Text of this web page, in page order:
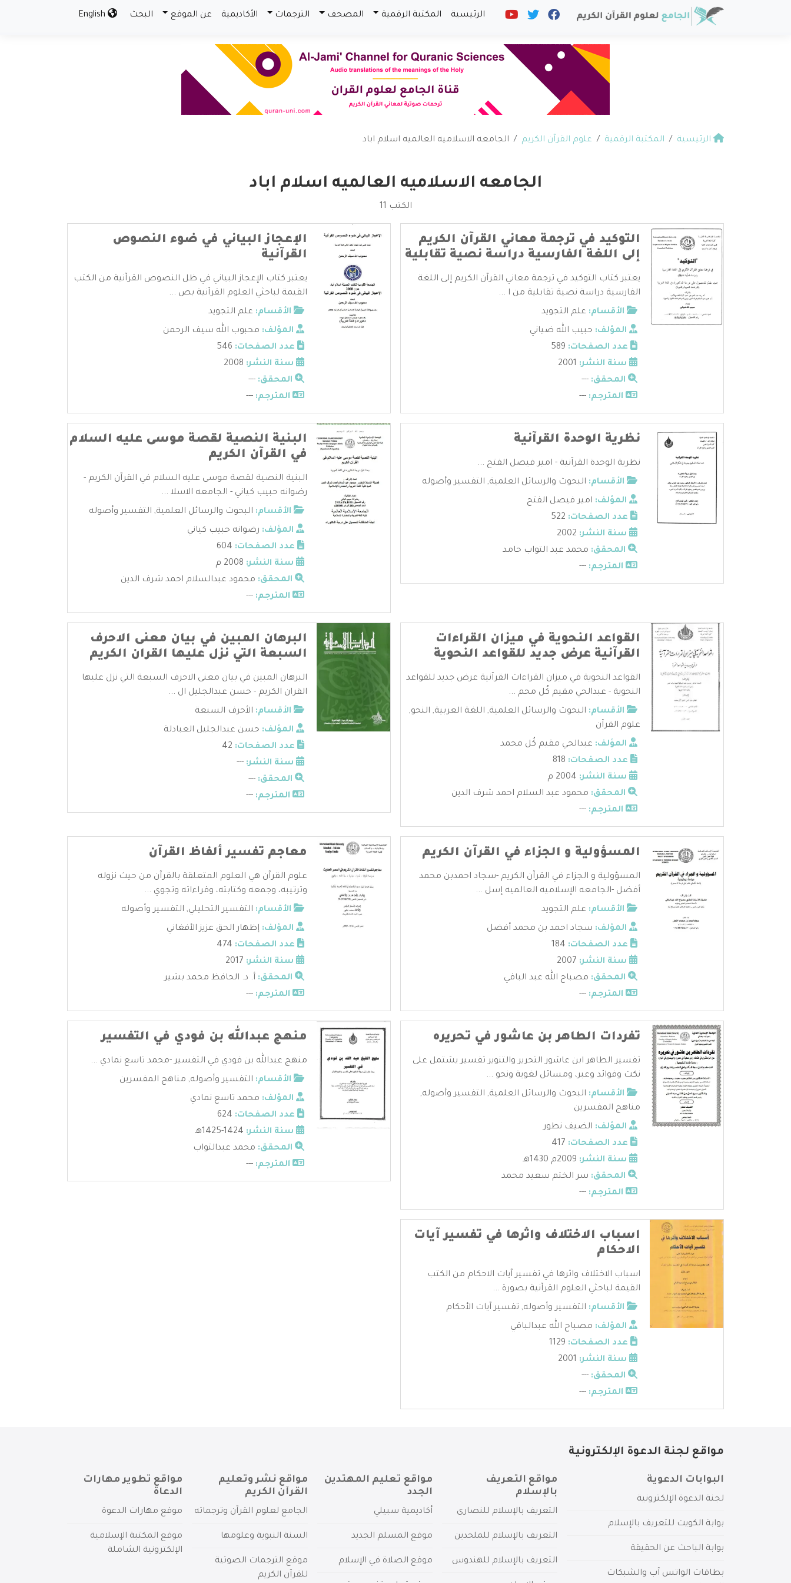
الرئيسية المكتبة الرقمية المصحف الترجمات الأكاديمية عن الموقع البحث
الرئيسية المكتبة الرقمية علوم القرآن الكريم الجامعه الاسلاميه العالميه اسلام اباد
الجامعه الاسلاميه العالميه اسلام اباد
الكتب 11
التوكيد في ترجمة معاني القرآن الكريم
إلى اللغة الفارسية دراسة نصية تقابلية
يعتبر كتاب التوكيد في ترجمة معاني القرآن الكريم إلى اللغة
الفارسية دراسة نصية تقابلية من ا ...
الأقسام: علم التجويد
المؤلف: حبيب الله ضياني
عدد الصفحات:
سنة النشر:
المحقق: ---
المترجم: ---
الإعجاز البياني في ضوء النصوص
القرآنية
يعتبر كتاب الإعجاز البياني في ظل النصوص القرآنية من الكتب
القيمة لباحثي العلوم القرآنية بص ...
الأقسام: علم التجويد
المؤلف: محبوب الله سيف الرحمن
عدد الصفحات:
سنة النشر:
المحقق: ---
المترجم: ---
نظرية الوحدة القرآنية
نظرية الوحدة القرآنية - امير فيصل الفتح ...
الأقسام: البحوث والرسائل العلمية, التفسير وأصوله
المؤلف: امير فيصل الفتح
عدد الصفحات:
سنة النشر:
المحقق: محمد عبد التواب حامد
المترجم: ---
البنية النصية لقصة موسى عليه السلام
في القرآن الكريم
البنية النصية لقصة موسى عليه السلام في القرآن الكريم -
رضوانه حبيب كياني - الجامعه الاسلا ...
الأقسام: البحوث والرسائل العلمية, التفسير وأصوله
المؤلف: رضوانه حبيب كياني
عدد الصفحات:
سنة النشر:
المحقق: محمود عبدالسلام احمد شرف الدين
المترجم: ---
القواعد النحوية في ميزان القراءات
القرآنية عرض جديد للقواعد النحوية
القواعد النحوية في ميزان القراءات القرآنية عرض جديد للقواعد
النحوية - عبدالحي مقيم كُل محم ...
الأقسام: البحوث والرسائل العلمية, اللغة العربية, النحو,
علوم القرآن
المؤلف: عبدالحي مقيم كُل محمد
عدد الصفحات:
سنة النشر:
المحقق: محمود عبد السلام احمد شرف الدين
المترجم: ---
البرهان المبين في بيان معنى الاحرف
السبعة التي نزل عليها القران الكريم
البرهان المبين في بيان معنى الاحرف السبعة التي نزل عليها
القران الكريم - حسن عبدالجليل ال ...
الأقسام: الأحرف السبعة
المؤلف: حسن عبدالجليل العبادلة
عدد الصفحات:
سنة النشر: ---
المحقق: ---
المترجم: ---
المسؤولية و الجزاء في القرآن الكريم
المسؤولية و الجزاء في القرآن الكريم -سجاد احمدبن محمد
أفضل -الجامعه الإسلاميه العالميه إسل ...
الأقسام: علم التجويد
المؤلف: سجاد احمد بن محمد أفضل
عدد الصفحات:
سنة النشر:
المحقق: مصباح الله عبد الباقي
المترجم: ---
معاجم تفسير ألفاظ القرآن
علوم القرآن هي العلوم المتعلقة بالقرآن من حيث نزوله
وترتيبه، وجمعه وكتابته، وقراءاته وتجوي ...
الأقسام: التفسير التحليلي, التفسير وأصوله
المؤلف: إظهار الحق عزيز الأفغاني
عدد الصفحات:
سنة النشر:
المحقق: أ. د. الحافظ محمد بشير
المترجم: ---
تفردات الطاهر بن عاشور في تحريره
تفسير الطاهر ابن عاشور التحرير والتنوير تفسير يشتمل على
نكت وفوائد وعبر، ومسائل لغوية ونحو ...
الأقسام: البحوث والرسائل العلمية, التفسير وأصوله,
مناهج المفسرين
المؤلف: الضيف نطور
عدد الصفحات:
سنة النشر:
المحقق: سر الختم سعيد محمد
المترجم: ---
منهج عبدالله بن فودي في التفسير
منهج عبدالله بن فودي في التفسير -محمد تاسع نمادي ...
الأقسام: التفسير وأصوله, مناهج المفسرين
المؤلف: محمد تاسع نمادي
عدد الصفحات:
سنة النشر:
المحقق: محمد عبدالتواب
المترجم: ---
اسباب الاختلاف واثرها في تفسير آيات
الاحكام
اسباب الاختلاف واثرها في تفسير آيات الاحكام من الكتب
القيمة لباحثي العلوم القرآنية بصورة ...
الأقسام: التفسير وأصوله, تفسير آيات الأحكام
المؤلف: مصباح الله عبدالباقي
عدد الصفحات:
سنة النشر:
المحقق: ---
المترجم: ---
مواقع لجنة الدعوة الإلكترونية
البوابات الدعوية
لجنة الدعوة الإلكترونية
بوابة الكويت للتعريف بالإسلام
بوابة الباحث عن الحقيقة
بطاقات الواتس آب والشبكات
مواقع التعريف
بالإسلام
التعريف بالإسلام للنصارى
التعريف بالإسلام للملحدين
التعريف بالإسلام للهندوس
مواقع تعليم المهتدين
الجدد
أكاديمية سبيلي
موقع المسلم الجديد
موقع الصلاة في الإسلام
مواقع نشر وتعليم
القرآن الكريم
الجامع لعلوم القرآن وترجماته
السنة النبوية وعلومها
موقع الترجمات الصوتية
للقرآن الكريم
مواقع تطوير مهارات
الدعاة
موقع مهارات الدعوة
موقع المكتبة الإسلامية
الإلكترونية الشاملة